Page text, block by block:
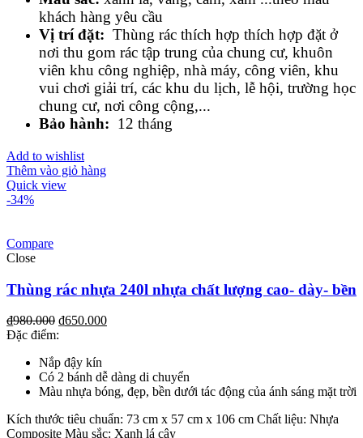
khách hàng yêu cầu
Vị trí đặt: Thùng rác thích hợp thích hợp đặt ở
nơi thu gom rác tập trung của chung cư, khuôn
viên khu công nghiệp, nhà máy, công viên, khu
vui chơi giải trí, các khu du lịch, lễ hội, trường học
chung cư, nơi công cộng,...
Bảo hành: 12 tháng
Add to wishlist
Thêm vào giỏ hàng
Quick view
-34%
Compare
Close
Thùng rác nhựa 240l nhựa chất lượng cao- dày- bền
₫980.000 ₫650.000
Đặc điểm:
Nắp đậy kín
Có 2 bánh dễ dàng di chuyển
Màu nhựa bóng, đẹp, bền dưới tác động của ánh sáng mặt trời
Kích thước tiêu chuẩn: 73 cm x 57 cm x 106 cm Chất liệu: Nhựa
Composite Màu sắc: Xanh lá cây